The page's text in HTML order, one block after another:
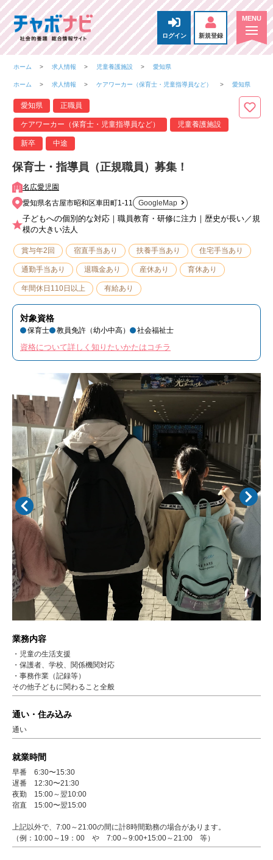
ログイン 新規登録
ホーム 求人情報 児童養護施設 愛知県
ホーム 求人情報 ケアワーカー（保育士・児童指導員など） 愛知県
愛知県 正職員
ケアワーカー（保育士・児童指導員など） 児童養護施設
新卒 中途
保育士・指導員（正規職員）募集！
名広愛児園
愛知県名古屋市昭和区車田町1-11
GoogleMap
子どもへの個別的な対応｜職員教育・研修に注力｜歴史が長い／規
模の大きい法人
賞与年2回 宿直手当あり 扶養手当あり 住宅手当あり
通勤手当あり 退職金あり 産休あり 育休あり
年間休日110日以上 有給あり
対象資格
保育士 教員免許（幼小中高） 社会福祉士
資格について詳しく知りたいかたはコチラ
業務内容
・児童の生活支援
・保護者、学校、関係機関対応
・事務作業（記録等）
その他子どもに関わること全般
通い・住み込み
通い
就業時間
早番 6:30〜15:30
遅番 12:30〜21:30
夜勤 15:00～翌10:00
宿直 15:00〜翌15:00
上記以外で、7:00～21:00の間に計8時間勤務の場合があります。
（例：10:00～19：00 や 7:00～9:00+15:00～21:00 等）